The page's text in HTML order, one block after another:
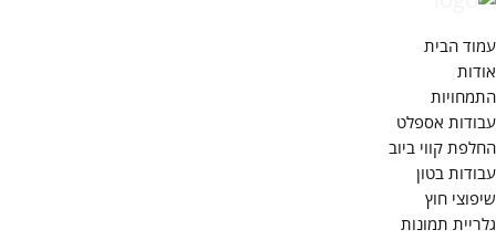
עמוד הבית
אודות
התמחויות
עבודות אספלט
החלפת קווי ביוב
עבודות בטון
שיפוצי חוץ
גלריית תמונות